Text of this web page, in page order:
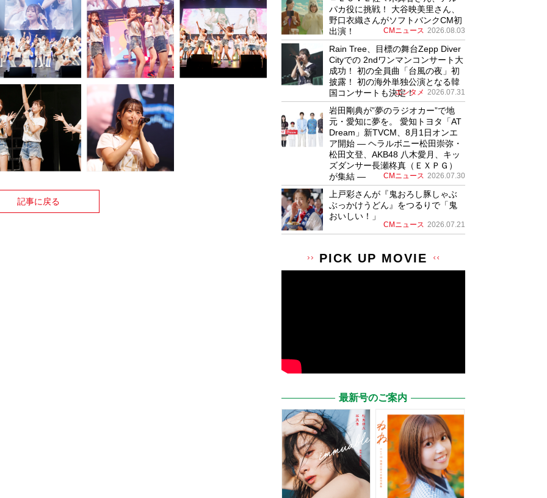
記事に戻る
パカ役に挑戦！ 大谷映美里さん、
野口衣織さんがソフトバンクCM初
出演！
CMニュース 2026.08.03
Rain Tree、目標の舞台Zepp Diver
Cityでの 2ndワンマンコンサート大
成功！ 初の全員曲「台風の夜」初
披露！ 初の海外単独公演となる韓
国コンサートも決定！
エンタメ 2026.07.31
岩田剛典が”夢のラジオカー”で地
元・愛知に夢を。 愛知トヨタ「AT
Dream」新TVCM、8月1日オンエ
ア開始 ― ヘラルボニー松田崇弥・
松田文登、AKB48 八木愛月、キッ
ズダンサー長瀬柊真（ＥＸＰＧ）
が集結 ―
CMニュース 2026.07.30
上戸彩さんが『鬼おろし豚しゃぶ
ぶっかけうどん』をつるりで「鬼
おいしい！」
CMニュース 2026.07.21
PICK UP MOVIE
最新号のご案内